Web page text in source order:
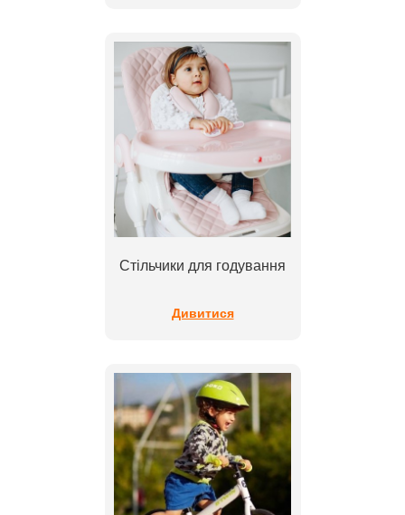
Стільчики для годування
Дивитися